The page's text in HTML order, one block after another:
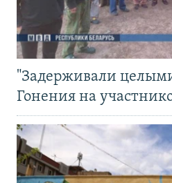
"Задерживали
Гонения на